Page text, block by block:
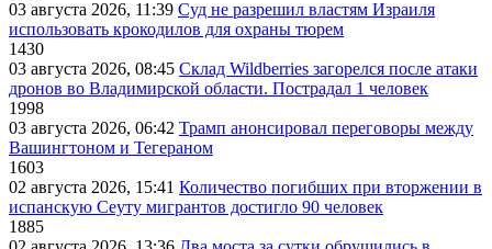
03 августа 2026, 11:39 Суд не разрешил властям Израиля
использовать крокодилов для охраны тюрем
1430
03 августа 2026, 08:45 Склад Wildberries загорелся после атаки
дронов во Владимирской области. Пострадал 1 человек
1998
03 августа 2026, 06:42 Трамп анонсировал переговоры между
Вашингтоном и Тегераном
1603
02 августа 2026, 15:41 Количество погибших при вторжении в
испанскую Сеуту мигрантов достигло 90 человек
1885